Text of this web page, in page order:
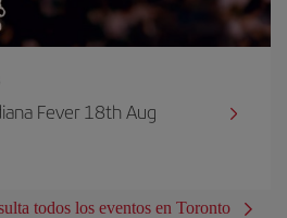
Fever 18th Aug
todos los eventos en Toronto